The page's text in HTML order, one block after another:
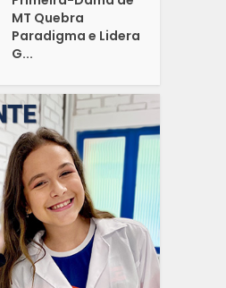
MT Quebra
Paradigma e Lidera
G...